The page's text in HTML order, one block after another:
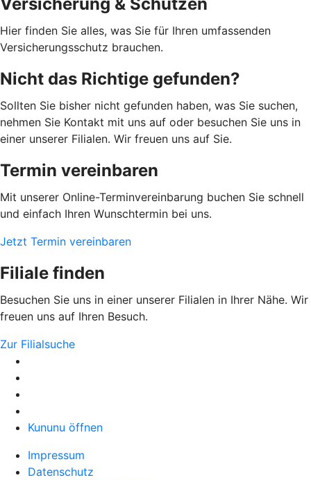
Hier finden Sie alles, was Sie für Ihren umfassenden
Versicherungsschutz brauchen.
Nicht das Richtige gefunden?
Sollten Sie bisher nicht gefunden haben, was Sie suchen,
nehmen Sie Kontakt mit uns auf oder besuchen Sie uns in
einer unserer Filialen. Wir freuen uns auf Sie.
Termin vereinbaren
Mit unserer Online-Terminvereinbarung buchen Sie schnell
und einfach Ihren Wunschtermin bei uns.
Jetzt Termin vereinbaren
Filiale finden
Besuchen Sie uns in einer unserer Filialen in Ihrer Nähe. Wir
freuen uns auf Ihren Besuch.
Zur Filialsuche
Kununu öffnen
Impressum
Datenschutz